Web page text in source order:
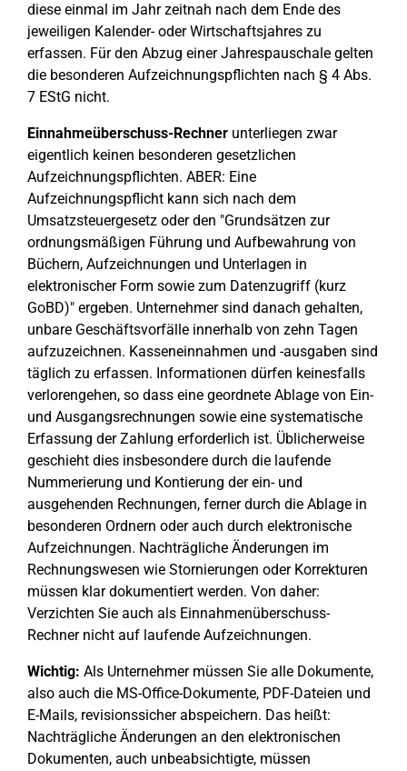
diese einmal im Jahr zeitnah nach dem Ende des
jeweiligen Kalender- oder Wirtschaftsjahres zu
erfassen. Für den Abzug einer Jahrespauschale gelten
die besonderen Aufzeichnungspflichten nach § 4 Abs.
7 EStG nicht.
Einnahmeüberschuss-Rechner unterliegen zwar
eigentlich keinen besonderen gesetzlichen
Aufzeichnungspflichten. ABER: Eine
Aufzeichnungspflicht kann sich nach dem
Umsatzsteuergesetz oder den "Grundsätzen zur
ordnungsmäßigen Führung und Aufbewahrung von
Büchern, Aufzeichnungen und Unterlagen in
elektronischer Form sowie zum Datenzugriff (kurz
GoBD)" ergeben. Unternehmer sind danach gehalten,
unbare Geschäftsvorfälle innerhalb von zehn Tagen
aufzuzeichnen. Kasseneinnahmen und -ausgaben sind
täglich zu erfassen. Informationen dürfen keinesfalls
verlorengehen, so dass eine geordnete Ablage von Ein-
und Ausgangsrechnungen sowie eine systematische
Erfassung der Zahlung erforderlich ist. Üblicherweise
geschieht dies insbesondere durch die laufende
Nummerierung und Kontierung der ein- und
ausgehenden Rechnungen, ferner durch die Ablage in
besonderen Ordnern oder auch durch elektronische
Aufzeichnungen. Nachträgliche Änderungen im
Rechnungswesen wie Stornierungen oder Korrekturen
müssen klar dokumentiert werden. Von daher:
Verzichten Sie auch als Einnahmenüberschuss-
Rechner nicht auf laufende Aufzeichnungen.
Wichtig: Als Unternehmer müssen Sie alle Dokumente,
also auch die MS-Office-Dokumente, PDF-Dateien und
E-Mails, revisionssicher abspeichern. Das heißt:
Nachträgliche Änderungen an den elektronischen
Dokumenten, auch unbeabsichtigte, müssen